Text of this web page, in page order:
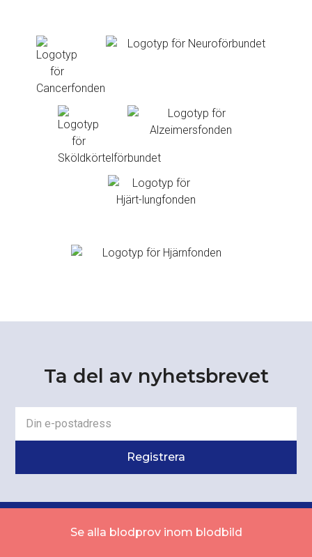
Se alla blodprov inom blodbild
Ta del av nyhetsbrevet